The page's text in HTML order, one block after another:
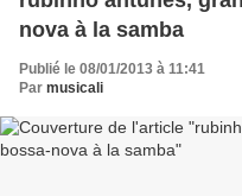
nova à la samba
Publié le 08/01/2013 à 11:41
Par musicali